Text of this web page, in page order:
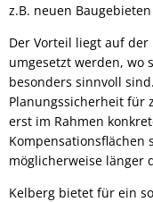
z.B. neuen
Der Vorteil liegt auf
umgesetzt werden, wo
besonders sinnvoll
Planungssicherheit für
erst im Rahmen
Kompensationsflächen
möglicherweise länger
Kelberg bietet für ein